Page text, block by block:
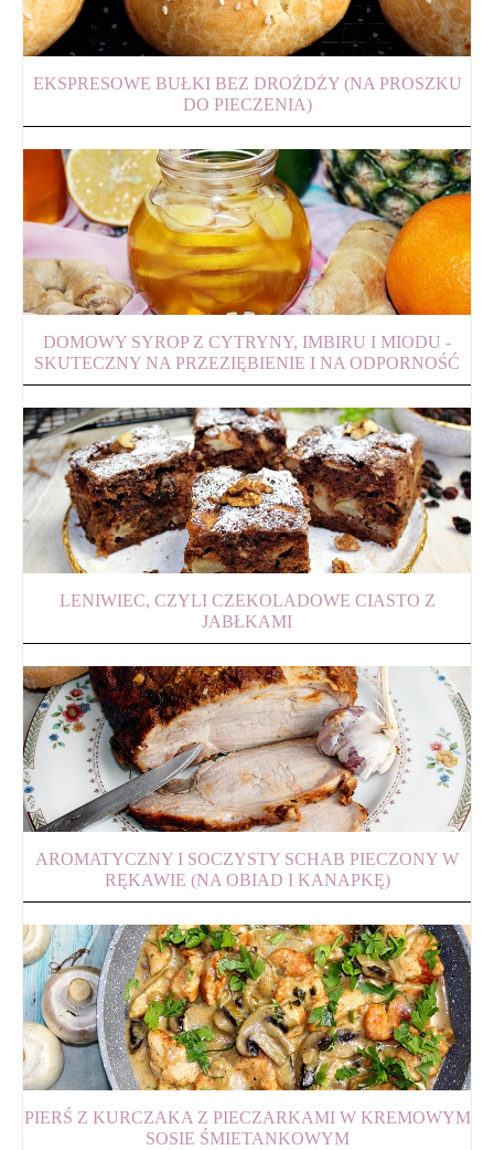
EKSPRESOWE BUŁKI BEZ DROŻDŻY (NA PROSZKU
DO PIECZENIA)
DOMOWY SYROP Z CYTRYNY, IMBIRU I MIODU -
SKUTECZNY NA PRZEZIĘBIENIE I NA ODPORNOŚĆ
LENIWIEC, CZYLI CZEKOLADOWE CIASTO Z
JABŁKAMI
AROMATYCZNY I SOCZYSTY SCHAB PIECZONY W
RĘKAWIE (NA OBIAD I KANAPKĘ)
PIERŚ Z KURCZAKA Z PIECZARKAMI W KREMOWYM
SOSIE ŚMIETANKOWYM